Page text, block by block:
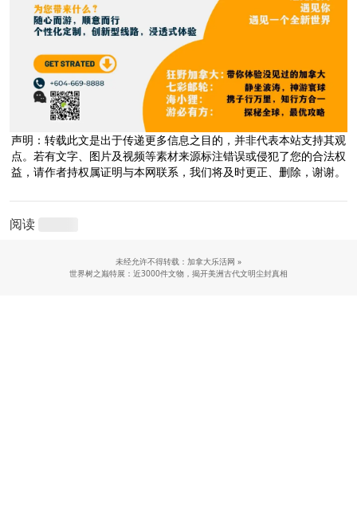
声明：转载此文是出于传递更多信息之目的，并非代表本站支持其观
点。若有文字、图片及视频等素材来源标注错误或侵犯了您的合法权
益，请作者持权属证明与本网联系，我们将及时更正、删除，谢谢。
阅读
未经允许不得转载：加拿大乐活网 »
世界树之巅特展：近3000件文物，揭开美洲古代文明尘封真相